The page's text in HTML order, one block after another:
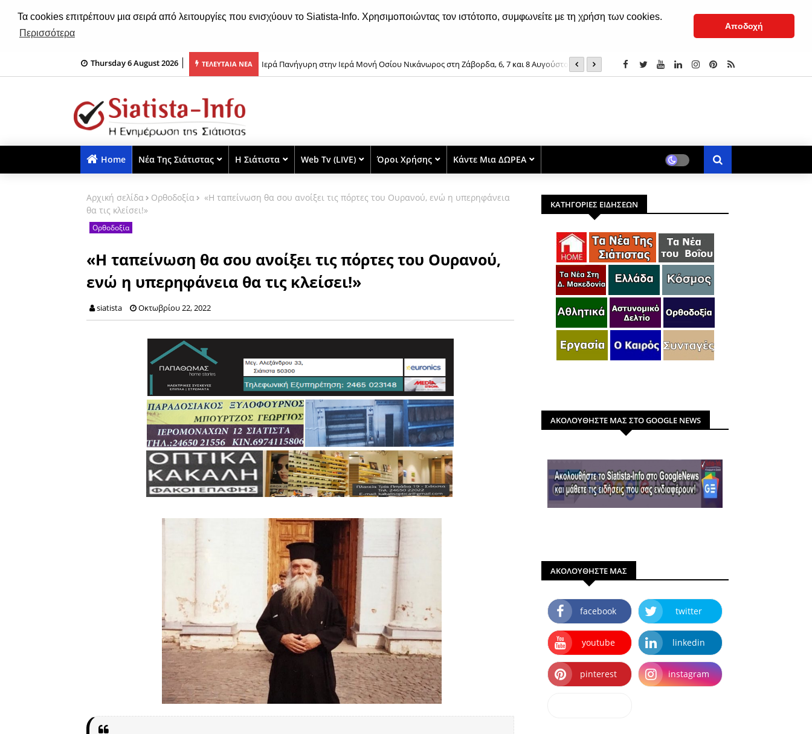
Τα cookies επιτρέπουν μια σειρά από λειτουργίες που ενισχύουν το Siatista-Info. Χρησιμοποιώντας τον ιστότοπο, συμφωνείτε με τη χρήση των cookies.
Περισσότερα
Αποδοχή
Thursday 6 August 2026 ΤΕΛΕΥΤΑΙΑ ΝΕΑ
για 8.000 θέσεις εργασίας για ανέργους άνω των 55 ετών Ιερά Πανήγυρη στην Ιερά Μονή Οσίου Νικάνωρος στη Ζάβορδα, 6, 7 και 8 Αυγούστου 2025 Kατάσβεση της πυρκαγιάς σε εγκαταλελειμμένο κτήριο
Home Νέα Της Σιάτιστας Η Σιάτιστα Web Tv (LIVE) Όροι Χρήσης Κάντε Μια ΔΩΡΕΑ
Αρχική σελίδα Ορθοδοξία
«Η ταπείνωση θα σου ανοίξει τις πόρτες του Ουρανού, ενώ η υπερηφάνεια
θα τις κλείσει!»
Ορθοδοξία
«Η ταπείνωση θα σου ανοίξει τις πόρτες του Ουρανού,
ενώ η υπερηφάνεια θα τις κλείσει!»
siatista Οκτωβρίου 22, 2022
ΚΑΤΗΓΟΡΙΕΣ ΕΙΔΗΣΕΩΝ
ΑΚΟΛΟΥΘΗΣΤΕ ΜΑΣ ΣΤΟ GOOGLE NEWS
ΑΚΟΛΟΥΘΗΣΤΕ ΜΑΣ
facebook twitter
youtube linkedin
pinterest instagram